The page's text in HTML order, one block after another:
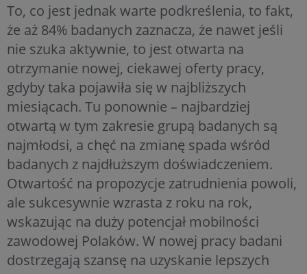
To, co jest jednak warte podkreślenia, to fakt,
że aż 84% badanych zaznacza, że nawet jeśli
nie szuka aktywnie, to jest otwarta na
otrzymanie nowej, ciekawej oferty pracy,
gdyby taka pojawiła się w najbliższych
miesiącach. Tu ponownie – najbardziej
otwartą w tym zakresie grupą badanych są
najmłodsi, a chęć na zmianę spada wśród
badanych z najdłuższym doświadczeniem.
Otwartość na propozycje zatrudnienia powoli,
ale sukcesywnie wzrasta z roku na rok,
wskazując na duży potencjał mobilności
zawodowej Polaków. W nowej pracy badani
dostrzegają szansę na uzyskanie lepszych